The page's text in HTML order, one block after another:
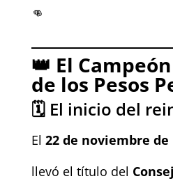
👊
👑 El
de los Pesos
🗓️ El inicio del
El 22 de noviembre de
llevó el título del